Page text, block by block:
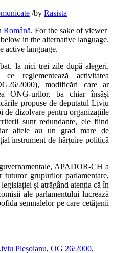
/by Rasista
Română. For the sake of viewer
in the alternative language.
active language.
la nici trei zile după alegeri,
reglementează activitatea
2000), modificări care ar
ONG-urilor, ba chiar însăși
propuse de deputatul Liviu
de dizolvare pentru organizațiile
sunt redundante, ele fiind
altele au un grad mare de
instrument de hărțuire politică
APADOR-CH a
tuturor grupurilor parlamentare,
și atrăgând atenția că în
ale parlamentului lucrează
semnalelor pe care cetățenii
Pleșoianu, OG 26/2000,